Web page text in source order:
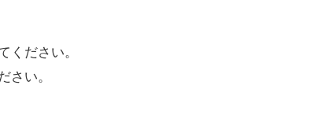
ください。
さい。